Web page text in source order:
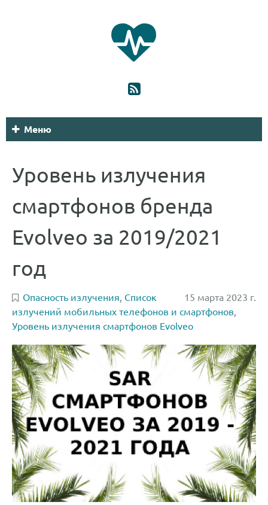
Меню
Уровень излучения
смартфонов бренда
Evolveo за 2019/2021
год
15 марта 2023 г.
Опасность излучения, Список
излучений мобильных телефонов и смартфонов,
Уровень излучения смартфонов Evolveo